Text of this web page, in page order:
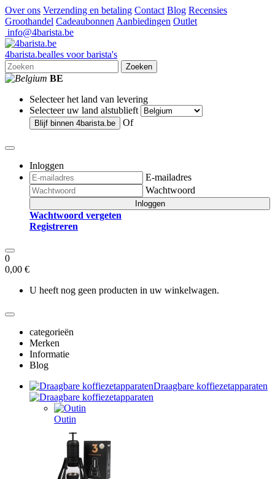
Over ons Verzending en betaling Contact Blog Recensies
Groothandel Cadeaubonnen Aanbiedingen Outlet
info@4barista.be
4barista.bealles voor barista's
Zoeken
BE
Selecteer het land van levering
Selecteer uw land alstublieft
Blijf binnen 4barista.be Of
Inloggen
E-mailadres
Wachtwoord
Inloggen
Wachtwoord vergeten
Registreren
0
0,00 €
U heeft nog geen producten in uw winkelwagen.
categorieën
Merken
Informatie
Blog
Draagbare koffiezetapparaten
Outin